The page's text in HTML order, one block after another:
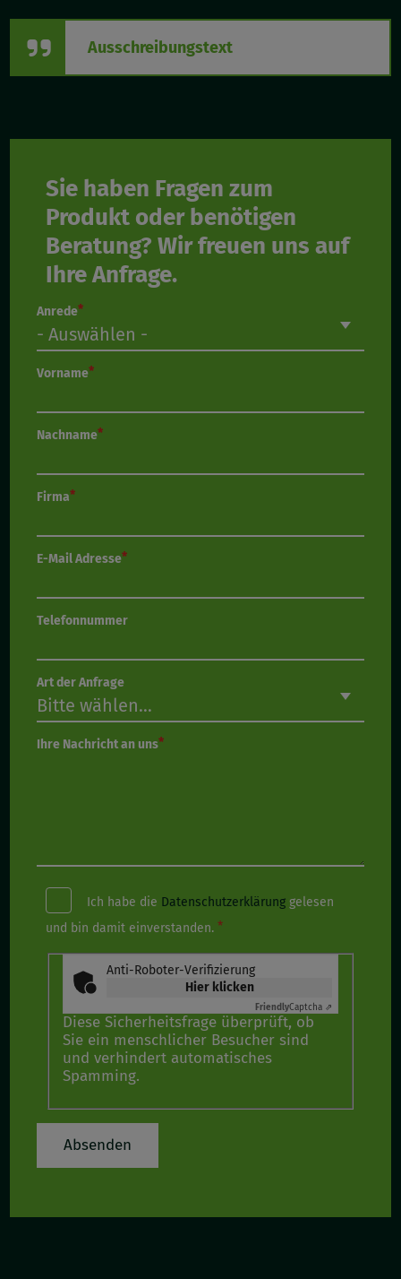
Ausschreibungstext
Sie haben Fragen zum
Produkt oder benötigen
Beratung? Wir freuen uns auf
Ihre Anfrage.
Anrede
Vorname
Nachname
Firma
E-Mail Adresse
Telefonnummer
Art der Anfrage
Ihre Nachricht an uns
Ich habe die Datenschutzerklärung gelesen
und bin damit einverstanden.
Anti-Roboter-Verifizierung
Hier klicken
FriendlyCaptcha ⇗
Diese Sicherheitsfrage überprüft, ob
Sie ein menschlicher Besucher sind
und verhindert automatisches
Spamming.